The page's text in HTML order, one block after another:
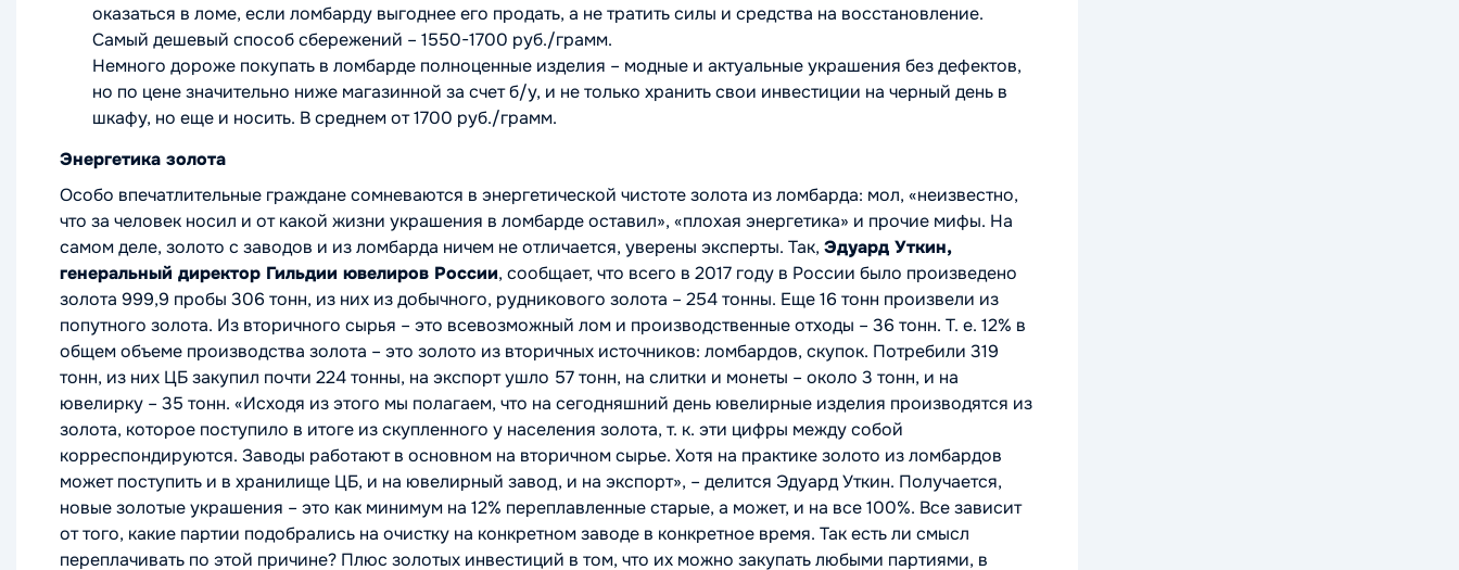
оказаться в ломе, если ломбарду выгоднее его продать, а не тратить силы и средства на восстановление.
Самый дешевый способ сбережений – 1550-1700 руб./грамм.
Немного дороже покупать в ломбарде полноценные изделия – модные и актуальные украшения без дефектов,
но по цене значительно ниже магазинной за счет б/у, и не только хранить свои инвестиции на черный день в
шкафу, но еще и носить. В среднем от 1700 руб./грамм.
Энергетика золота
Особо впечатлительные граждане сомневаются в энергетической чистоте золота из ломбарда: мол, «неизвестно,
что за человек носил и от какой жизни украшения в ломбарде оставил», «плохая энергетика» и прочие мифы. На
самом деле, золото с заводов и из ломбарда ничем не отличается, уверены эксперты. Так, Эдуард Уткин,
генеральный директор Гильдии ювелиров России, сообщает, что всего в 2017 году в России было произведено
золота 999,9 пробы 306 тонн, из них из добычного, рудникового золота – 254 тонны. Еще 16 тонн произвели из
попутного золота. Из вторичного сырья – это всевозможный лом и производственные отходы – 36 тонн. Т. е. 12% в
общем объеме производства золота – это золото из вторичных источников: ломбардов, скупок. Потребили 319
тонн, из них ЦБ закупил почти 224 тонны, на экспорт ушло 57 тонн, на слитки и монеты – около 3 тонн, и на
ювелирку – 35 тонн. «Исходя из этого мы полагаем, что на сегодняшний день ювелирные изделия производятся из
золота, которое поступило в итоге из скупленного у населения золота, т. к. эти цифры между собой
корреспондируются. Заводы работают в основном на вторичном сырье. Хотя на практике золото из ломбардов
может поступить и в хранилище ЦБ, и на ювелирный завод, и на экспорт», – делится Эдуард Уткин. Получается,
новые золотые украшения – это как минимум на 12% переплавленные старые, а может, и на все 100%. Все зависит
от того, какие партии подобрались на очистку на конкретном заводе в конкретное время. Так есть ли смысл
переплачивать по этой причине? Плюс золотых инвестиций в том, что их можно закупать любыми партиями, в